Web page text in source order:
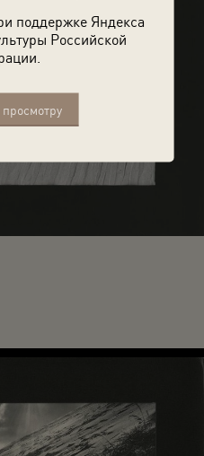
поддержке Яндекса
Российской